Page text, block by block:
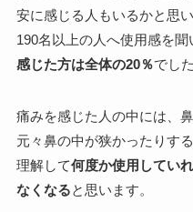
安に感じる人もいるかと思
190名以上の人へ使用感を聞
感じた方は全体の20％でした
痛みを感じた人の中には、
元々鼻の中が狭かったりす
理解して何度か使用してい
なくなると思います。